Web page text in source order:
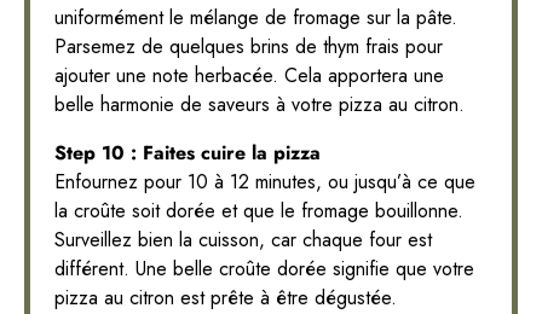
uniformément le mélange de fromage sur la pâte.
Parsemez de quelques brins de thym frais pour
ajouter une note herbacée. Cela apportera une
belle harmonie de saveurs à votre pizza au citron.
Step 10 : Faites cuire la pizza
Enfournez pour 10 à 12 minutes, ou jusqu’à ce que
la croûte soit dorée et que le fromage bouillonne.
Surveillez bien la cuisson, car chaque four est
différent. Une belle croûte dorée signifie que votre
pizza au citron est prête à être dégustée.